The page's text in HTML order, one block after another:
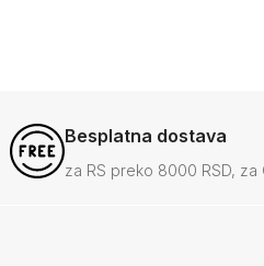
Besplatna dostava
za RS preko 8000 RSD, za